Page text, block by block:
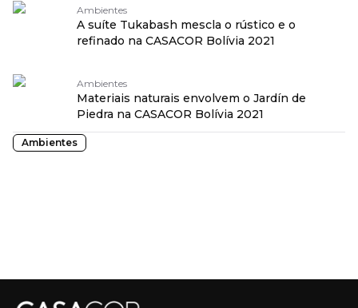
Ambientes
A suíte Tukabash mescla o rústico e o
refinado na CASACOR Bolívia 2021
Ambientes
Materiais naturais envolvem o Jardín de
Piedra na CASACOR Bolívia 2021
Ambientes